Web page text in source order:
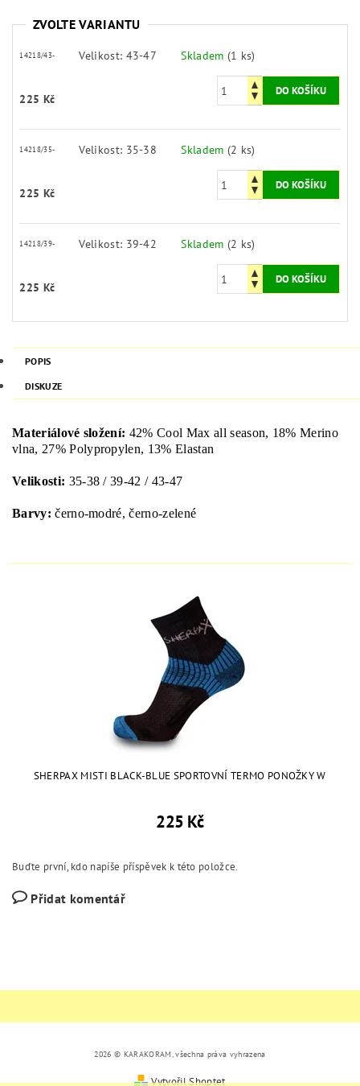
ZVOLTE VARIANTU
14218/43- Velikost: 43-47 Skladem (1 ks)
225 Kč
14218/35- Velikost: 35-38 Skladem (2 ks)
225 Kč
14218/39- Velikost: 39-42 Skladem (2 ks)
225 Kč
POPIS
DISKUZE
Materiálové složení: 42% Cool Max all season, 18% Merino
vlna, 27% Polypropylen, 13% Elastan
Velikosti: 35-38 / 39-42 / 43-47
Barvy: černo-modré, černo-zelené
SHERPAX MISTI BLACK-BLUE SPORTOVNÍ TERMO PONOŽKY W
225 Kč
Buďte první, kdo napíše příspěvek k této položce.
Přidat komentář
2026 © KARAKORAM, všechna práva vyhrazena
Vytvořil Shoptet